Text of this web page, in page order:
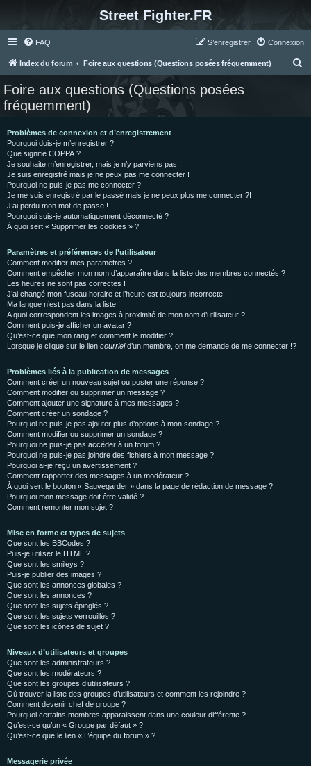
Street Fighter.FR
FAQ Connexion
S’enregistrer
Index du forum Foire aux questions (Questions posées fréquemment)
Foire aux questions (Questions posées
fréquemment)
Problèmes de connexion et d’enregistrement
Pourquoi dois-je m’enregistrer ?
Que signifie COPPA ?
Je souhaite m’enregistrer, mais je n’y parviens pas !
Je suis enregistré mais je ne peux pas me connecter !
Pourquoi ne puis-je pas me connecter ?
Je me suis enregistré par le passé mais je ne peux plus me connecter ?!
J’ai perdu mon mot de passe !
Pourquoi suis-je automatiquement déconnecté ?
À quoi sert « Supprimer les cookies » ?
Paramètres et préférences de l’utilisateur
Comment modifier mes paramètres ?
Comment empêcher mon nom d’apparaître dans la liste des membres connectés ?
Les heures ne sont pas correctes !
J’ai changé mon fuseau horaire et l’heure est toujours incorrecte !
Ma langue n’est pas dans la liste !
A quoi correspondent les images à proximité de mon nom d’utilisateur ?
Comment puis-je afficher un avatar ?
Qu’est-ce que mon rang et comment le modifier ?
Lorsque je clique sur le lien courrield’un membre, on me demande de me connecter !?
Problèmes liés à la publication de messages
Comment créer un nouveau sujet ou poster une réponse ?
Comment modifier ou supprimer un message ?
Comment ajouter une signature à mes messages ?
Comment créer un sondage ?
Pourquoi ne puis-je pas ajouter plus d’options à mon sondage ?
Comment modifier ou supprimer un sondage ?
Pourquoi ne puis-je pas accéder à un forum ?
Pourquoi ne puis-je pas joindre des fichiers à mon message ?
Pourquoi ai-je reçu un avertissement ?
Comment rapporter des messages à un modérateur ?
À quoi sert le bouton « Sauvegarder » dans la page de rédaction de message ?
Pourquoi mon message doit être validé ?
Comment remonter mon sujet ?
Mise en forme et types de sujets
Que sont les BBCodes ?
Puis-je utiliser le HTML ?
Que sont les smileys ?
Puis-je publier des images ?
Que sont les annonces globales ?
Que sont les annonces ?
Que sont les sujets épinglés ?
Que sont les sujets verrouillés ?
Que sont les icônes de sujet ?
Niveaux d’utilisateurs et groupes
Que sont les administrateurs ?
Que sont les modérateurs ?
Que sont les groupes d’utilisateurs ?
Où trouver la liste des groupes d’utilisateurs et comment les rejoindre ?
Comment devenir chef de groupe ?
Pourquoi certains membres apparaissent dans une couleur différente ?
Qu’est-ce qu’un « Groupe par défaut » ?
Qu’est-ce que le lien « L’équipe du forum » ?
Messagerie privée